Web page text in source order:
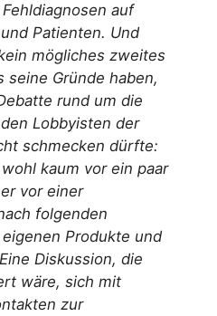
auf
Patienten. Und
mögliches zweites
Gründe haben,
rund um die
Lobbyisten der
schmecken dürfte:
kaum vor ein paar
vor einer
folgenden
Produkte und
Diskussion, die
wäre, sich mit
zur